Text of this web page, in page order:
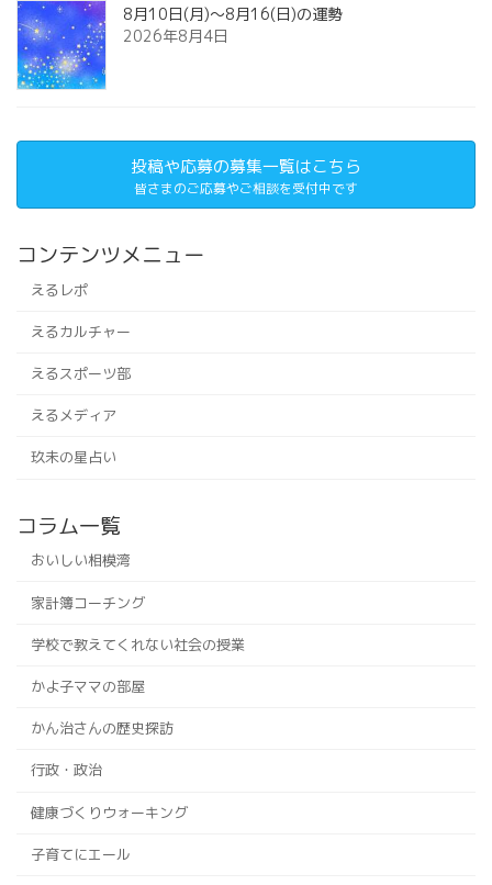
8月10日(月)～8月16(日)の運勢
2026年8月4日
投稿や応募の募集一覧はこちら
皆さまのご応募やご相談を受付中です
コンテンツメニュー
えるレポ
えるカルチャー
えるスポーツ部
えるメディア
玖未の星占い
コラム一覧
おいしい相模湾
家計簿コーチング
学校で教えてくれない社会の授業
かよ子ママの部屋
かん治さんの歴史探訪
行政・政治
健康づくりウォーキング
子育てにエール